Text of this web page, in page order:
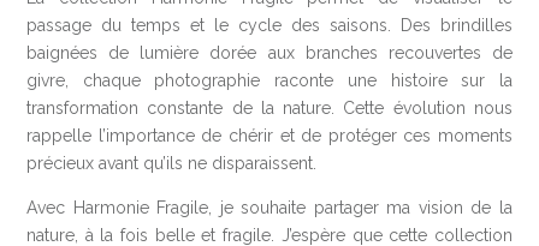
passage du temps et le cycle des saisons. Des brindilles
baignées de lumière dorée aux branches recouvertes de
givre, chaque photographie raconte une histoire sur la
transformation constante de la nature. Cette évolution nous
rappelle l’importance de chérir et de protéger ces moments
précieux avant qu’ils ne disparaissent.
Avec Harmonie Fragile, je souhaite partager ma vision de la
nature, à la fois belle et fragile. J’espère que cette collection